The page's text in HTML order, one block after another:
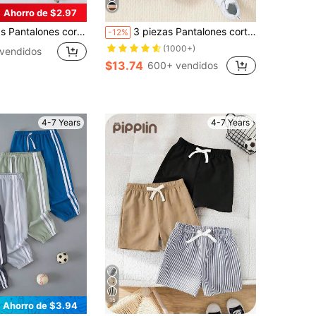
Ahorro de $2.97
de verano ligeros y casuales con cordón decorativo para niños y niñas, adecuados para edades de 4 a 12 años -12% 3 piezas Pantalones cortos informales con estampado de espiga para niños jóvenes, adecuados para actividades al aire libre durante el verano, escuela, uso diario, informal, vacaciones y reuniones
(1000+)
$13.74 600+ vendidos
4-7 Years
Ahorro de $3.94
4-7 Years
15